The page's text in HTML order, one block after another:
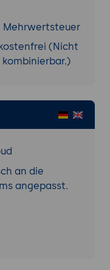
planen
durch
aus?
Mehrwertsteuer
(Nicht
an die
angepasst.